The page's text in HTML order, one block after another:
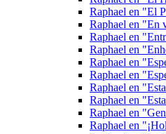
Raphael en "El
Raphael en "En
Raphael en
Raphael en
Raphael en
Raphael en
Raphael en
Raphael en
Raphael en
Raphael en